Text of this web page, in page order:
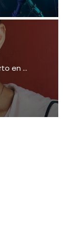
en ...